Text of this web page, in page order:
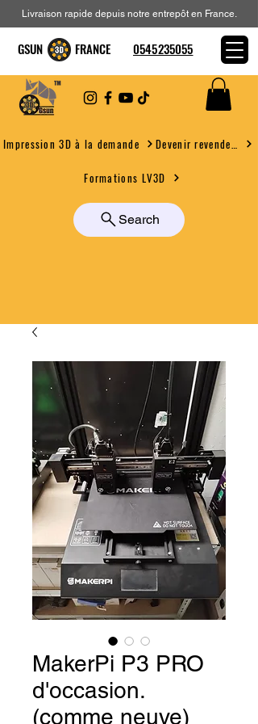
Impression 3D à la demande
Formations LV3D
Search
Livraison rapide depuis notre entrepôt en France.
GSUN FRANCE 0545235055
MakerPi P3 PRO
d'occasion.
(comme neuve)